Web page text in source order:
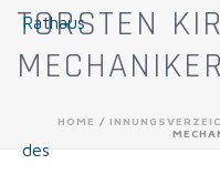
TORSTEN
HOME /